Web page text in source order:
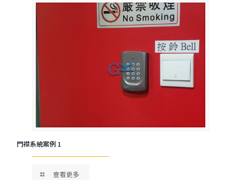
門襟系統案例 1
查看更多